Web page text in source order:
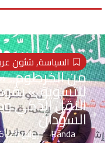
السياسة,شئون
من الخرطوم..
للتسويق»
النقل الذكي
السودان
Randa يوليو 28, 2026